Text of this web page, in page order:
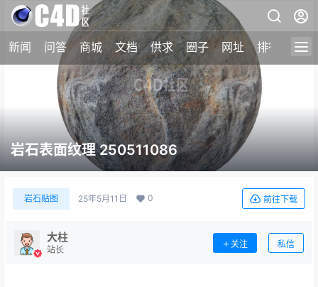
新闻 问答 商城 文档 供求 圈子 网址 排行榜
岩石表面纹理 250511086
岩石贴图 25年5月11日 0 前往下载
大柱
站长
关注 私信